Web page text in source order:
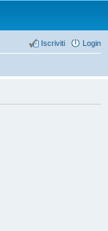
Login
Iscriviti